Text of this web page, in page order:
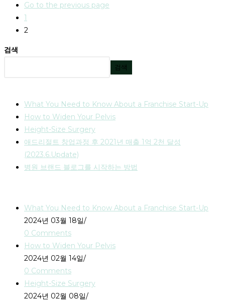
Go to the previous page
1
2
검색
검색
What You Need to Know About a Franchise Start-Up
How to Widen Your Pelvis
Height-Size Surgery
애드리절트 창업과정 후 2021년 매출 1억 2천 달성
(2023.6.Update)
병원 브랜드 블로그를 시작하는 방법
What You Need to Know About a Franchise Start-Up
2024년 03월 18일/
0 Comments
How to Widen Your Pelvis
2024년 02월 14일/
0 Comments
Height-Size Surgery
2024년 02월 08일/